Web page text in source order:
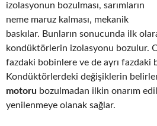
izolasyonun bozulması, sarımların
neme maruz kalması, mekanik
baskılar. Bunların sonucunda ilk
kondüktörlerin izolasyonu bozulur.
fazdaki bobinlere ve de ayrı fazdaki
Kondüktörlerdeki değişiklerin
motoru bozulmadan ilkin onarım
yenilenmeye olanak sağlar.